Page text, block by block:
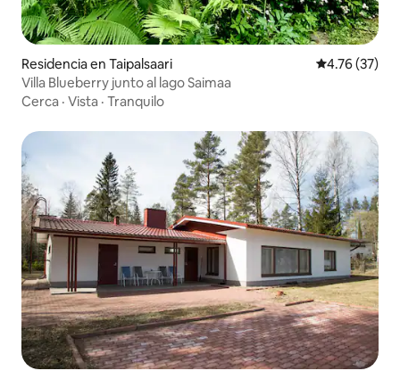
Residencia en Taipalsaari Calificación
4.76 (37)
Villa Blueberry junto al lago Saimaa
Cerca · Vista · Tranquilo